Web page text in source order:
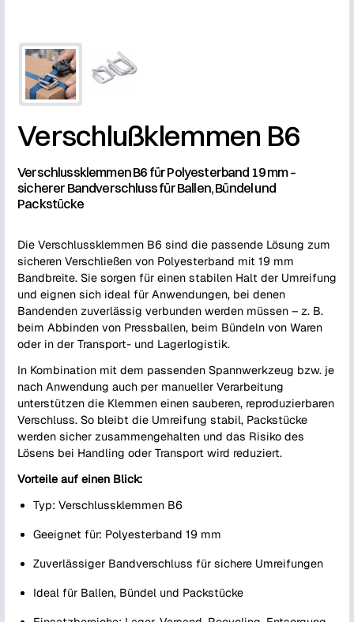
Verschlußklemmen B6
Verschlussklemmen B6 für Polyesterband 19 mm –
sicherer Bandverschluss für Ballen, Bündel und
Packstücke
Die Verschlussklemmen B6 sind die passende Lösung zum
sicheren Verschließen von Polyesterband mit 19 mm
Bandbreite. Sie sorgen für einen stabilen Halt der Umreifung
und eignen sich ideal für Anwendungen, bei denen
Bandenden zuverlässig verbunden werden müssen – z. B.
beim Abbinden von Pressballen, beim Bündeln von Waren
oder in der Transport- und Lagerlogistik.
In Kombination mit dem passenden Spannwerkzeug bzw. je
nach Anwendung auch per manueller Verarbeitung
unterstützen die Klemmen einen sauberen, reproduzierbaren
Verschluss. So bleibt die Umreifung stabil, Packstücke
werden sicher zusammengehalten und das Risiko des
Lösens bei Handling oder Transport wird reduziert.
Vorteile auf einen Blick:
Typ: Verschlussklemmen B6
Geeignet für: Polyesterband 19 mm
Zuverlässiger Bandverschluss für sichere Umreifungen
Ideal für Ballen, Bündel und Packstücke